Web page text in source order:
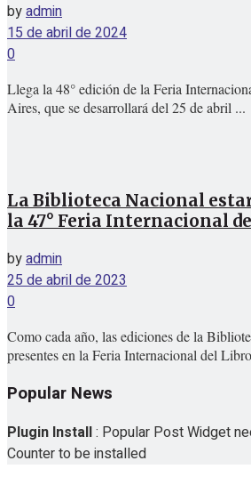
byadmin
15 de abril de 2024
0
Llega la 48° edición de la Feria
Aires, que se desarrollará del 25 de abril ...
La Biblioteca Nacional
la 47° Feria Internacional
byadmin
25 de abril de 2023
0
Como cada año, las ediciones de la
presentes en la Feria Internacional del
Popular News
Plugin Install: Popular Post Widget
Counter to be installed